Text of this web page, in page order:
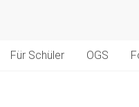
Für Schüler OGS